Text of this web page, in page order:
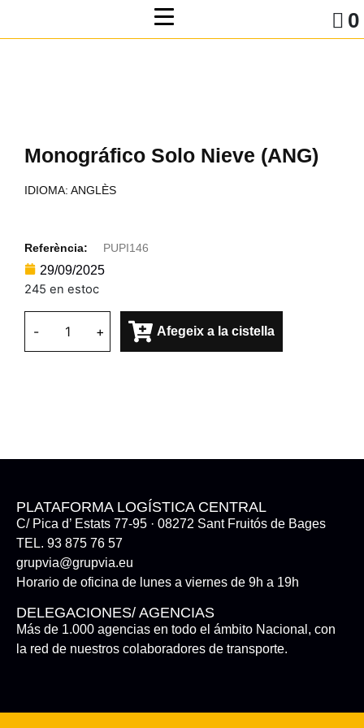
0
Monográfico Solo Nieve (ANG)
IDIOMA: ANGLÈS
Referència: PUPI146
29/09/2025
245 en estoc
- + Afegeix a la cistella
PLATAFORMA LOGÍSTICA CENTRAL
C/ Pica d’ Estats 77-95 · 08272 Sant Fruitós de Bages
TEL. 93 875 76 57
grupvia@grupvia.eu
Horario de oficina de lunes a viernes de 9h a 19h
DELEGACIONES/ AGENCIAS
Más de 1.000 agencias en todo el ámbito Nacional, con
la red de nuestros colaboradores de transporte.